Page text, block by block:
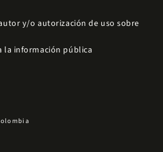
y/o autorización de uso sobre
la información pública